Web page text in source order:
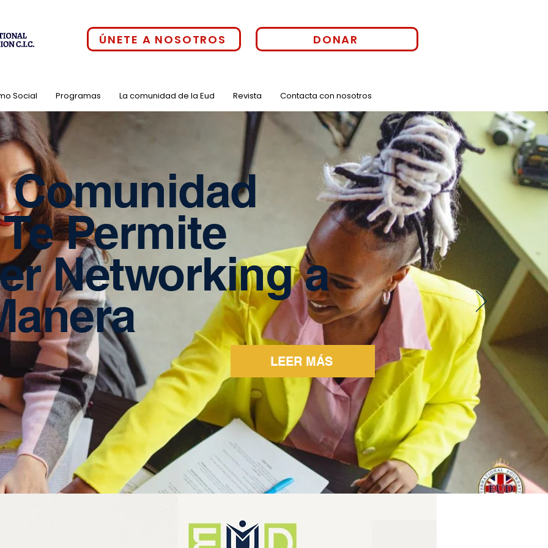
ÚNETE A NOSOTROS DONAR
Social Programas La comunidad de la Eud Revista Contacta con nosotros
Comunidad
Permite
Networking a
LEER MÁS